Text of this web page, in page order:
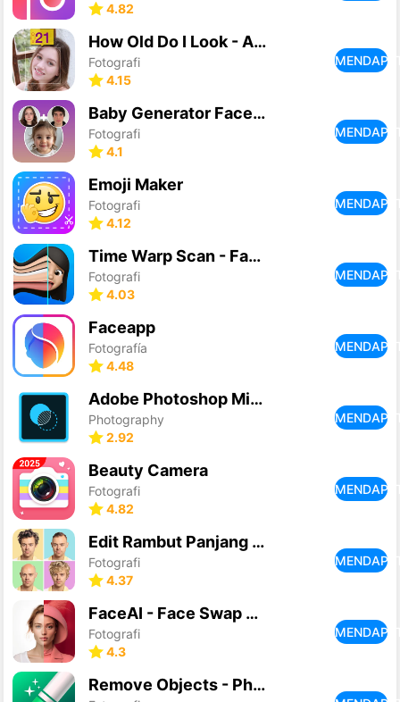
4.82
How Old Do I Look - Age Camera
Fotografi
4.15
Baby Generator Face Maker App
Fotografi
4.1
Emoji Maker
Fotografi
4.12
Time Warp Scan - Face Scanner
Fotografi
4.03
Faceapp
Fotografía
4.48
Adobe Photoshop Mix - Cut-out,
Photography
2.92
Beauty Camera
Fotografi
4.82
Edit Rambut Panjang Pria Asli
Fotografi
4.37
FaceAI - Face Swap & AI Photos
Fotografi
4.3
Remove Objects - Photo Editor